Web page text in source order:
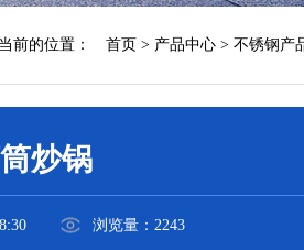
前的位置： 首页 > 产品中心 > 不锈钢产
炒锅
浏览量：2243